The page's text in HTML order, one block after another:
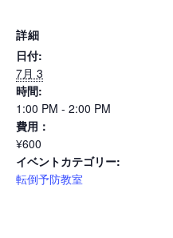
詳細
日付:
7月 3
時間:
1:00 PM - 2:00 PM
費用：
¥600
イベントカテゴリー:
転倒予防教室